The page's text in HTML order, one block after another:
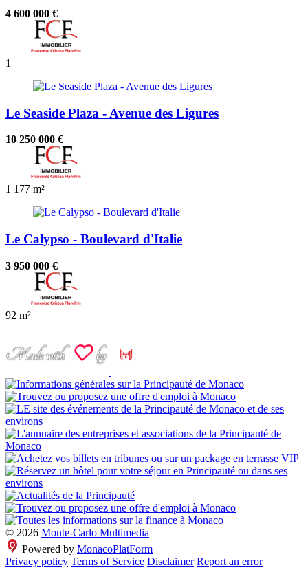
4 600 000 €
1
Le Seaside Plaza - Avenue des Ligures
10 250 000 €
1 177 m²
Le Calypso - Boulevard d'Italie
3 950 000 €
92 m²
© 2026 Monte-Carlo Multimedia
Powered by MonacoPlatForm
Privacy policy Terms of Service Disclaimer Report an error